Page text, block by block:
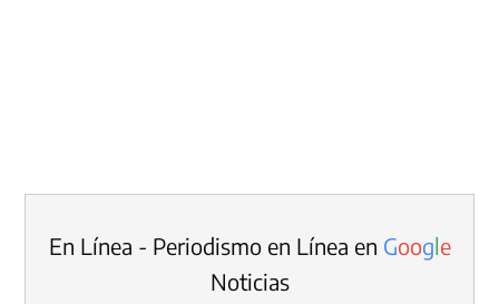
En Línea - Periodismo en Línea en Google
Noticias